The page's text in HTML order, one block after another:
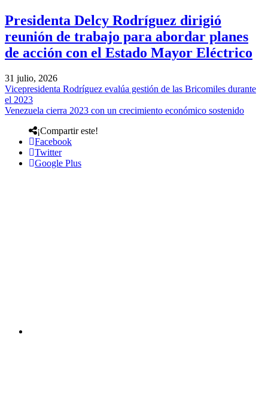
Presidenta Delcy Rodríguez dirigió
reunión de trabajo para abordar planes
de acción con el Estado Mayor Eléctrico
31 julio, 2026
Vicepresidenta Rodríguez evalúa gestión de las Bricomiles durante
el 2023
Venezuela cierra 2023 con un crecimiento económico sostenido
¡Compartir este!
Facebook
Twitter
Google Plus